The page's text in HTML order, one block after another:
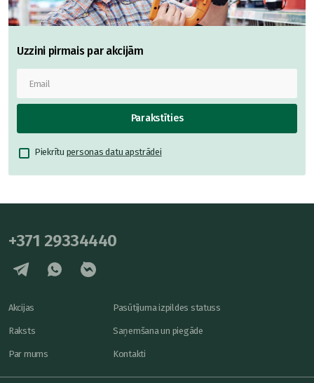
Uzzini pirmais par akcijām
Parakstīties
Piekrītu personas datu apstrādei
+371 29334440
Akcijas
Raksts
Par mums
Pasūtījuma izpildes statuss
Saņemšana un piegāde
Kontakti